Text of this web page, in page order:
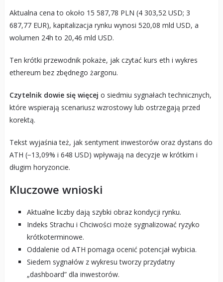
Aktualna cena to około 15 587,78 PLN (4 303,52 USD; 3
687,77 EUR), kapitalizacja rynku wynosi 520,08 mld USD, a
wolumen 24h to 20,46 mld USD.
Ten krótki przewodnik pokaże, jak czytać kurs eth i wykres
ethereum bez zbędnego żargonu.
Czytelnik dowie się więcej o siedmiu sygnałach technicznych,
które wspierają scenariusz wzrostowy lub ostrzegają przed
korektą.
Tekst wyjaśnia też, jak sentyment inwestorów oraz dystans do
ATH (−13,09% i 648 USD) wpływają na decyzje w krótkim i
długim horyzoncie.
Kluczowe wnioski
Aktualne liczby dają szybki obraz kondycji rynku.
Indeks Strachu i Chciwości może sygnalizować ryzyko
krótkoterminowe.
Oddalenie od ATH pomaga ocenić potencjał wybicia.
Siedem sygnałów z wykresu tworzy przydatny
„dashboard” dla inwestorów.